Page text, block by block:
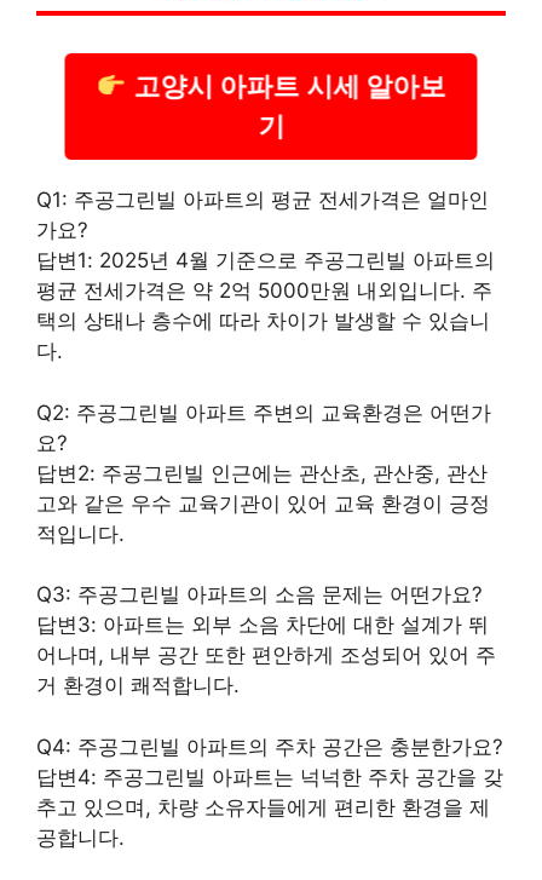
고양시 아파트 시세 알아보
기
Q1: 주공그린빌 아파트의 평균 전세가격은 얼마인
가요?
답변1: 2025년 4월 기준으로 주공그린빌 아파트의
평균 전세가격은 약 2억 5000만원 내외입니다. 주
택의 상태나 층수에 따라 차이가 발생할 수 있습니
다.
Q2: 주공그린빌 아파트 주변의 교육환경은 어떤가
요?
답변2: 주공그린빌 인근에는 관산초, 관산중, 관산
고와 같은 우수 교육기관이 있어 교육 환경이 긍정
적입니다.
Q3: 주공그린빌 아파트의 소음 문제는 어떤가요?
답변3: 아파트는 외부 소음 차단에 대한 설계가 뛰
어나며, 내부 공간 또한 편안하게 조성되어 있어 주
거 환경이 쾌적합니다.
Q4: 주공그린빌 아파트의 주차 공간은 충분한가요?
답변4: 주공그린빌 아파트는 넉넉한 주차 공간을 갖
추고 있으며, 차량 소유자들에게 편리한 환경을 제
공합니다.